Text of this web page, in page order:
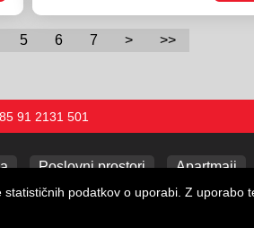
5 6 7 > >>
91 2131 501
Poslovni prostori Apartmaji
podatkov o uporabi. Z uporabo